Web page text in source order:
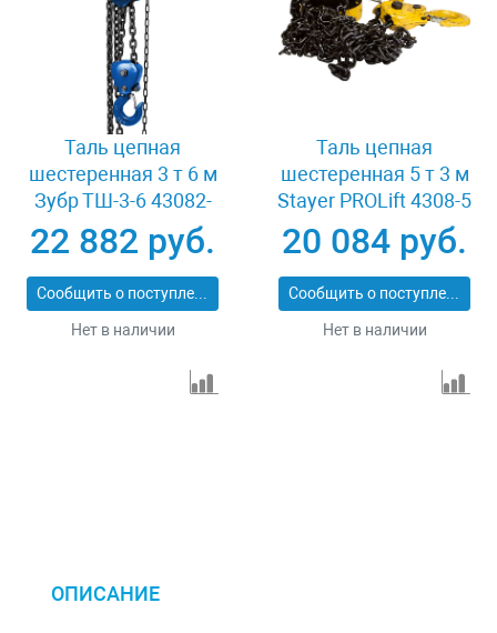
Таль цепная
шестеренная 3 т 6 м
Зубр ТШ-3-6 43082-
3_z01
22 882 руб.
Сообщить о поступлении
Нет в наличии
Таль цепная
шестеренная 5 т 3 м
Stayer PROLift 4308-5
20 084 руб.
Сообщить о поступлении
Нет в наличии
ОПИСАНИЕ